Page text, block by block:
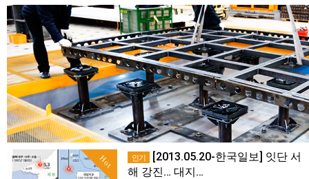
Hot 인기
[2013.05.20-한국일보] 잇단 서
해 강진… 대지…